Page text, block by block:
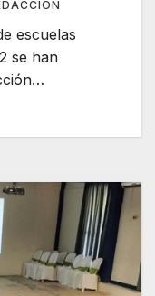
escuelas
se han